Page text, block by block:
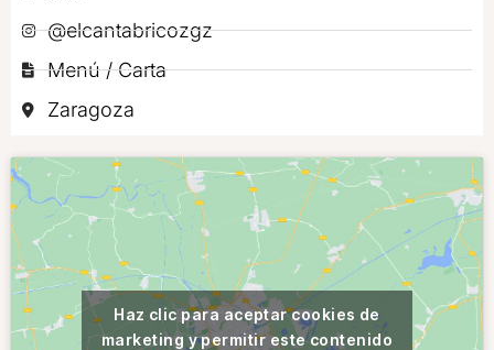
@elcantabricozgz
Menú / Carta
Zaragoza
Haz clic para aceptar cookies de
marketing y permitir este contenido